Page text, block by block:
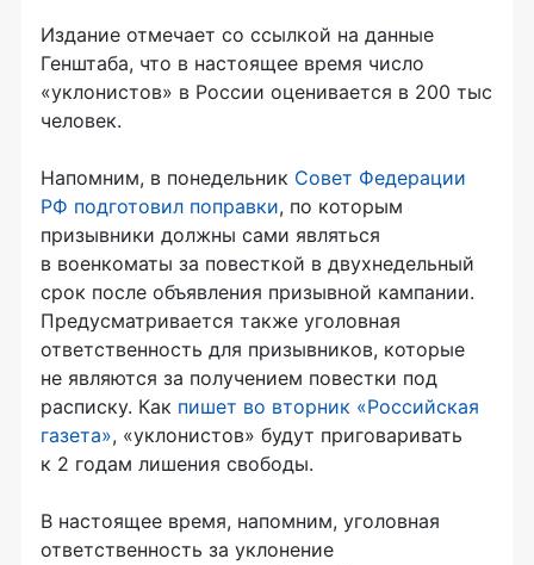
Издание отмечает со ссылкой на данные
Генштаба, что в настоящее время число
«уклонистов» в России оценивается в 200 тыс
человек.
Напомним, в понедельник Совет Федерации
РФ подготовил поправки, по которым
призывники должны сами являться
в военкоматы за повесткой в двухнедельный
срок после объявления призывной кампании.
Предусматривается также уголовная
ответственность для призывников, которые
не являются за получением повестки под
расписку. Как пишет во вторник «Российская
газета», «уклонистов» будут приговаривать
к 2 годам лишения свободы.
В настоящее время, напомним, уголовная
ответственность за уклонение